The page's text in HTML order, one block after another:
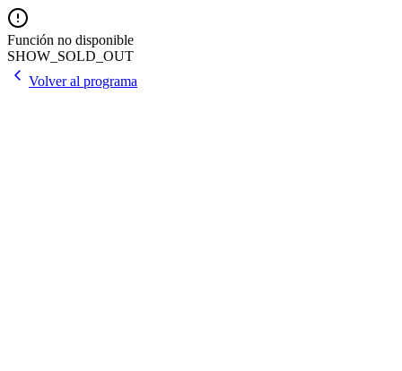
Función no disponible
SHOW_SOLD_OUT
Volver al programa